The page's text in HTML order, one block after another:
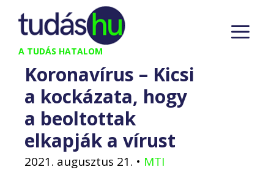
Kilépés
tartalomba
A TUDÁS HATALOM
Koronavírus – Kicsi
a kockázata, hogy
a beoltottak
elkapják a vírust
2021. augusztus 21. • MTI